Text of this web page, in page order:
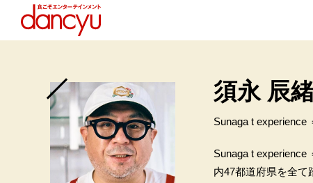
須永 辰
Sunaga t
Sunaga t
内47都道府県を全て